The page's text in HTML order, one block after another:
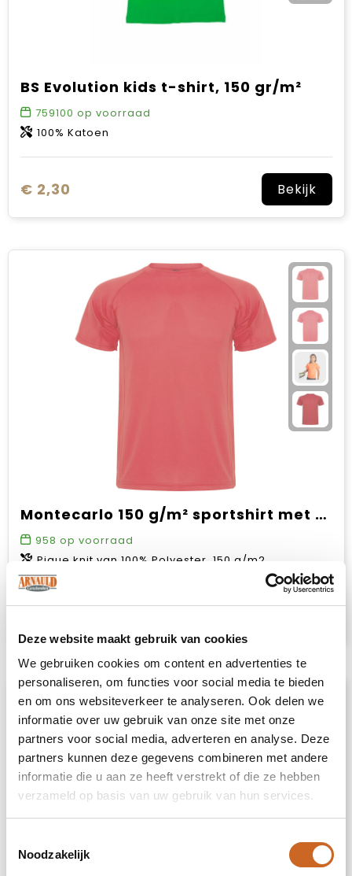
Deze website maakt gebruik van cookies
We gebruiken cookies om content en advertenties te
personaliseren, om functies voor social media te bieden
en om ons websiteverkeer te analyseren. Ook delen we
informatie over uw gebruik van onze site met onze
partners voor social media, adverteren en analyse. Deze
partners kunnen deze gegevens combineren met andere
informatie die u aan ze heeft verstrekt of die ze hebben
verzameld op basis van uw gebruik van hun services.
Noodzakelijk
BS Evolution kids t-shirt, 150 gr/m²
759100 op voorraad
100% Katoen
€ 2,30 Bekijk
Montecarlo 150 g/m² sportshirt met korte mouwen voor kinderen
958 op voorraad
Pique knit van 100% Polyester, 150 g/m2